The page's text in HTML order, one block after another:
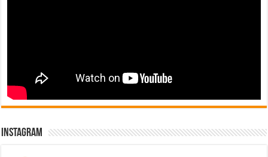
Instagram